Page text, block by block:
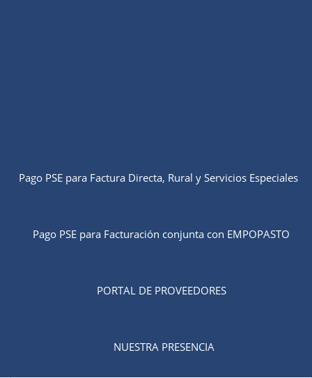
Pago PSE para Factura Directa, Rural y Servicios Especiales
Pago PSE para Facturación conjunta con EMPOPASTO
PORTAL DE PROVEEDORES
NUESTRA PRESENCIA